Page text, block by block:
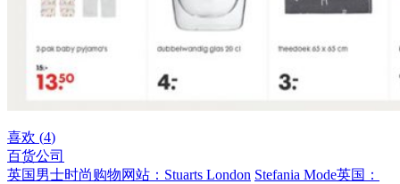
喜欢 (4)
百货公司
英国男士时尚购物网站：Stuarts London Stefania Mode英国：